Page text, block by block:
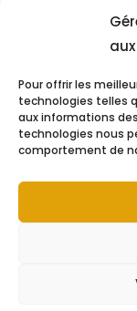
Pour offrir les
technologies telles
aux informations
technologies nous
comportement de
Nos modes